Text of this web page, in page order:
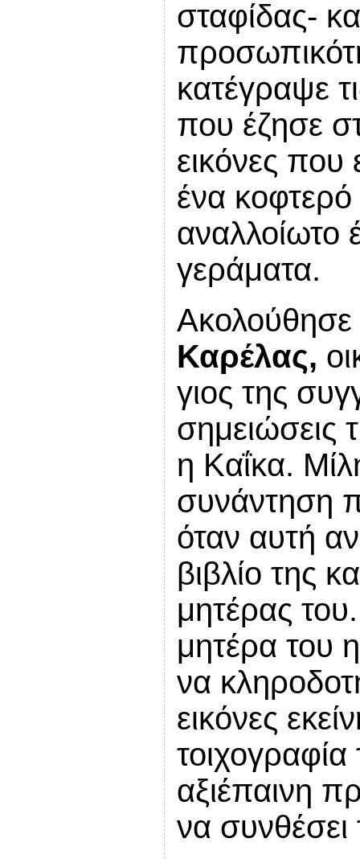
σταφίδας-
κατέγραψε
που έζησε
εικόνες που
ένα
αναλλοίωτο
γεράματα.
Καρέλας,
γιος της
σημειώσεις
η Καΐκα.
συνάντηση
όταν αυτή
βιβλίο της
μητέρας
μητέρα του
να
εικόνες
αξιέπαινη
να